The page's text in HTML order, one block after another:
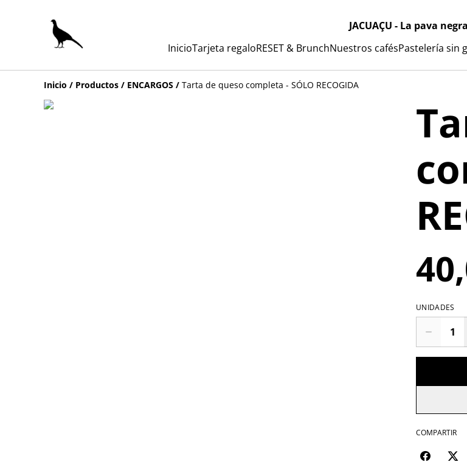
JACUAÇU - La pava negra
InicioTarjeta regaloRESET & BrunchNuestros cafésPastelería sin
Inicio / Productos / ENCARGOS / Tarta de queso completa - SÓLO RECOGIDA
UNIDADES
COMPARTIR